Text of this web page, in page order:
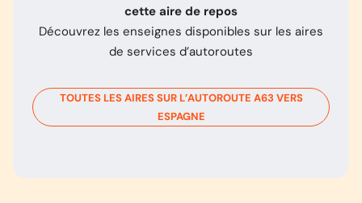
cette aire de repos
Découvrez les enseignes disponibles sur les aires
de services d’autoroutes
TOUTES LES AIRES SUR L’AUTOROUTE A63 VERS
ESPAGNE